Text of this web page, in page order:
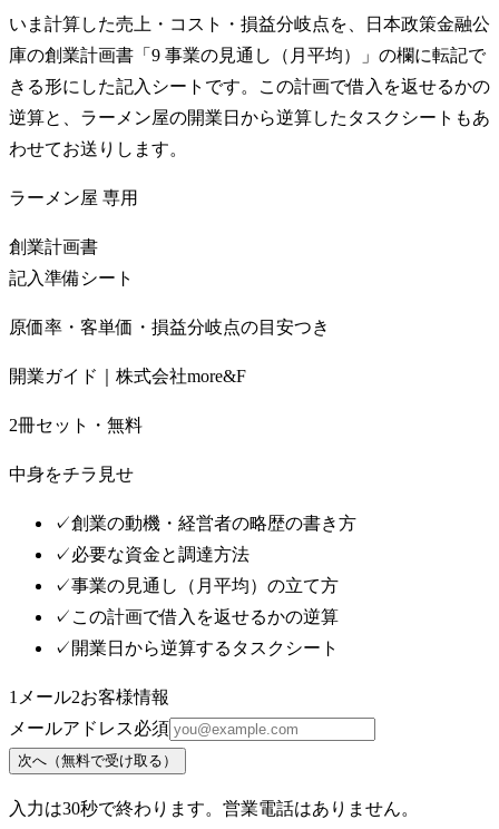
いま計算した売上・コスト・損益分岐点を、日本政策金融公
庫の創業計画書「9 事業の見通し（月平均）」の欄に転記で
きる形にした記入シートです。この計画で借入を返せるかの
逆算と、ラーメン屋の開業日から逆算したタスクシートもあ
わせてお送りします。
ラーメン屋 専用
創業計画書
記入準備シート
原価率・客単価・損益分岐点の目安つき
開業ガイド｜株式会社more&F
2冊セット・無料
中身をチラ見せ
✓創業の動機・経営者の略歴の書き方
✓必要な資金と調達方法
✓事業の見通し（月平均）の立て方
✓ この計画で借入を返せるかの逆算
✓ 開業日から逆算するタスクシート
1 メール2お客様情報
メールアドレス必須
次へ（無料で受け取る）
入力は30秒で終わります。営業電話はありません。